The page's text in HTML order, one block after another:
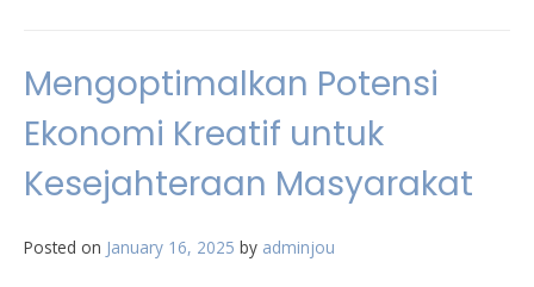
Mengoptimalkan Potensi
Ekonomi Kreatif untuk
Kesejahteraan Masyarakat
Posted on January 16, 2025 by adminjou